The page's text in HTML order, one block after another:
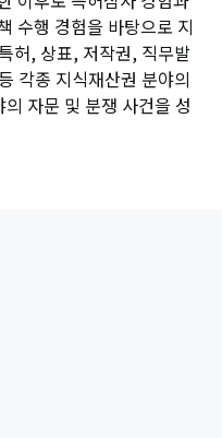
수행 경험을 바탕으로 지
허, 상표, 저작권, 직무발
각종 지식재산권 분야의
자문 및 분쟁 사건을 성